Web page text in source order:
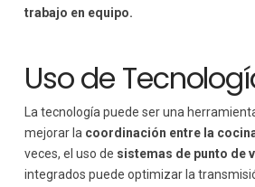
trabajo en equipo.
Uso de
La tecnología puede ser una
mejorar la coordinación entre la
veces, el uso de sistemas de punto de
integrados puede optimizar la